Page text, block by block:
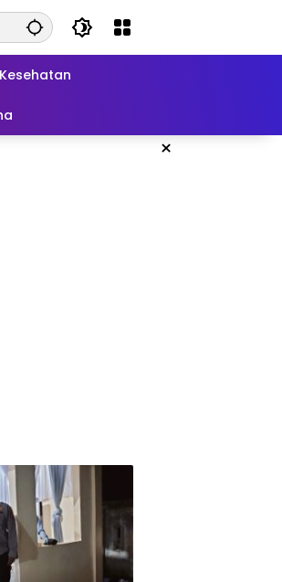
Kesehatan
×